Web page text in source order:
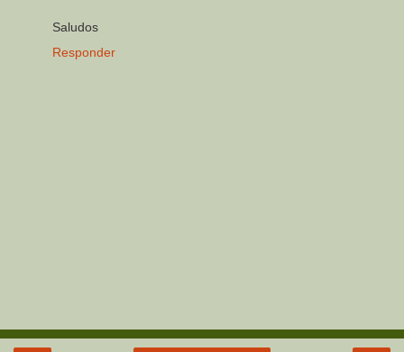
Saludos
Responder